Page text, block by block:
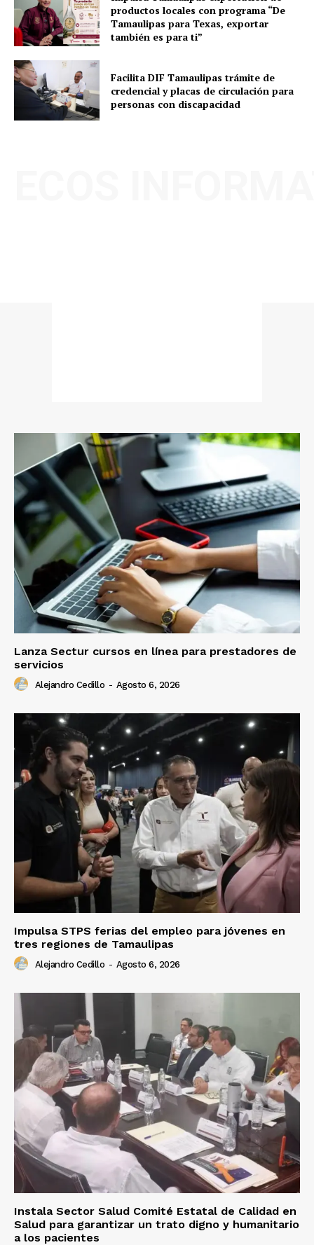
productos locales con programa “De
Tamaulipas para Texas, exportar
también es para ti”
Facilita DIF Tamaulipas trámite de
credencial y placas de circulación para
personas con discapacidad
Lanza Sectur cursos en línea para prestadores de
servicios
Alejandro Cedillo - Agosto 6, 2026
Impulsa STPS ferias del empleo para jóvenes en
tres regiones de Tamaulipas
Alejandro Cedillo - Agosto 6, 2026
Instala Sector Salud Comité Estatal de Calidad en
Salud para garantizar un trato digno y humanitario
a los pacientes